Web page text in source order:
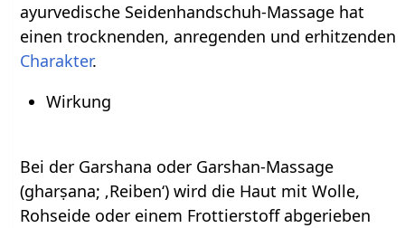
ayurvedische Seidenhandschuh-Massage hat
einen trocknenden, anregenden und erhitzenden
Charakter.
Wirkung
Bei der Garshana oder Garshan-Massage
(gharṣana; ‚Reiben‘) wird die Haut mit Wolle,
Rohseide oder einem Frottierstoff abgerieben